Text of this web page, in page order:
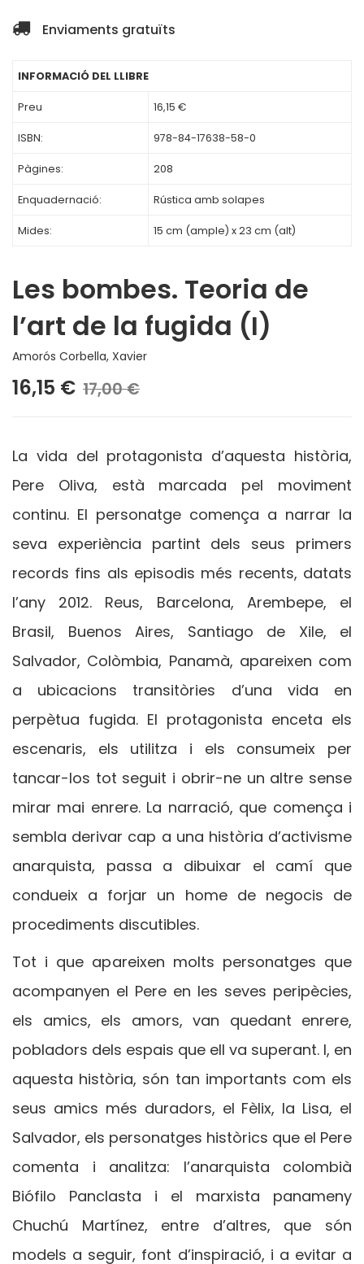
Enviaments gratuïts
INFORMACIÓ DEL LLIBRE
Preu 16,15 €
ISBN: 978-84-17638-58-0
Pàgines: 208
Enquadernació: Rústica amb solapes
Mides: 15 cm (ample) x 23 cm (alt)
Les bombes. Teoria de
l’art de la fugida (I)
Amorós Corbella, Xavier
16,15 € 17,00 €
La vida del protagonista d’aquesta història,
Pere Oliva, està marcada pel moviment
continu. El personatge comença a narrar la
seva experiència partint dels seus primers
records fins als episodis més recents, datats
l’any 2012. Reus, Barcelona, Arembepe, el
Brasil, Buenos Aires, Santiago de Xile, el
Salvador, Colòmbia, Panamà, apareixen com
a ubicacions transitòries d’una vida en
perpètua fugida. El protagonista enceta els
escenaris, els utilitza i els consumeix per
tancar-los tot seguit i obrir-ne un altre sense
mirar mai enrere. La narració, que comença i
sembla derivar cap a una història d’activisme
anarquista, passa a dibuixar el camí que
condueix a forjar un home de negocis de
procediments discutibles.
Tot i que apareixen molts personatges que
acompanyen el Pere en les seves peripècies,
els amics, els amors, van quedant enrere,
pobladors dels espais que ell va superant. I, en
aquesta història, són tan importants com els
seus amics més duradors, el Fèlix, la Lisa, el
Salvador, els personatges històrics que el Pere
comenta i analitza: l’anarquista colombià
Biófilo Panclasta i el marxista panameny
Chuchú Martínez, entre d’altres, que són
models a seguir, font d’inspiració, i a evitar a